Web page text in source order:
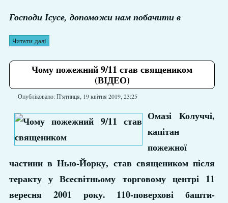
Господи Ісусе, допоможи нам побачити в
Читати далі
Чому пожежний 9/11 став священиком
(ВІДЕО)
Опубліковано: П'ятниця, 19 квітня 2019, 23:25
Омазі Колуччі,
капітан
пожежної
частини в Нью-Йорку, став священиком після
теракту у Всесвітньому торговому центрі 11
вересня 2001 року. 110-поверхові башти-